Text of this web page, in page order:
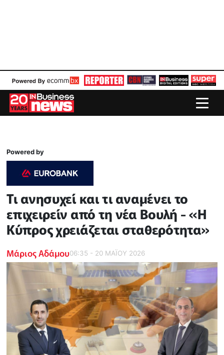
Powered by
Τι ανησυχεί και τι αναμένει το
επιχειρείν από τη νέα Βουλή - «Η
Κύπρος χρειάζεται σταθερότητα»
Μάριος Αδάμου06:35 - 20 ΜΑΪ́ΟΥ 2026